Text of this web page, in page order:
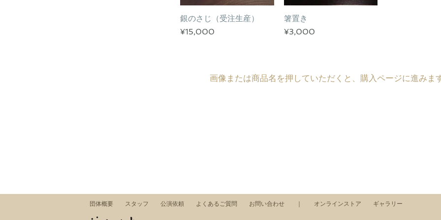
クイックビュー
銀のさじ（受注生産）
価格
¥15,000
箸置き
価格
¥3,000
画像または商品名を押していただくと、購入ページに進みま
団体概要 スタッフ 公演依頼 よくあるご質問 お問い合わせ オンラインストア ギャラリー